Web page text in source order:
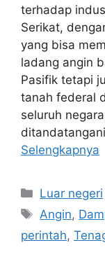
terhadap
Serikat,
yang bisa
ladang angin
Pasifik tetapi
tanah federal
seluruh
Selengkapnya
Kategori
Luar negeri
Tag
Angin,
perintah,